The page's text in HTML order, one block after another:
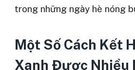
trong những ngày hè nóng
Một Số Cách Kết
Xanh Được Nhiều